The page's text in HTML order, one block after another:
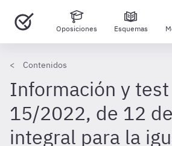
Oposiciones Esquemas
Contenidos
Información y
15/2022, de 12
integral para la